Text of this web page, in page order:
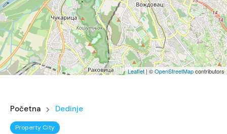
Leaflet | ©OpenStreetMapcontributors
Početna Dedinje
Property City